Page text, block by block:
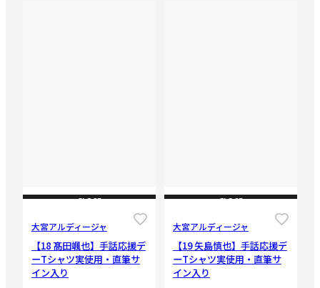
CLOSE
大宮アルディージャ
【18 髙田颯也】手話応援デ
ーTシャツ実使用・直筆サ
イン入り
CLOSE
大宮アルディージャ
【19 矢島慎也】手話応援デ
ーTシャツ実使用・直筆サ
イン入り